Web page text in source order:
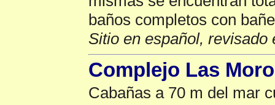
baños completos con
Sitio en español, revisado
Complejo Las
Cabañas a 70 m del mar